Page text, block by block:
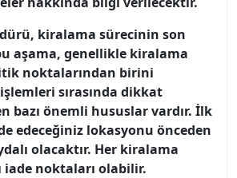
kiralama sürecinin son
aşama, genellikle kiralama
noktalarından birini
sırasında dikkat
bazı önemli hususlarvardır. İlk
edeceğiniz lokasyonu önceden
olacaktır. Her kiralama
noktaları olabilir.